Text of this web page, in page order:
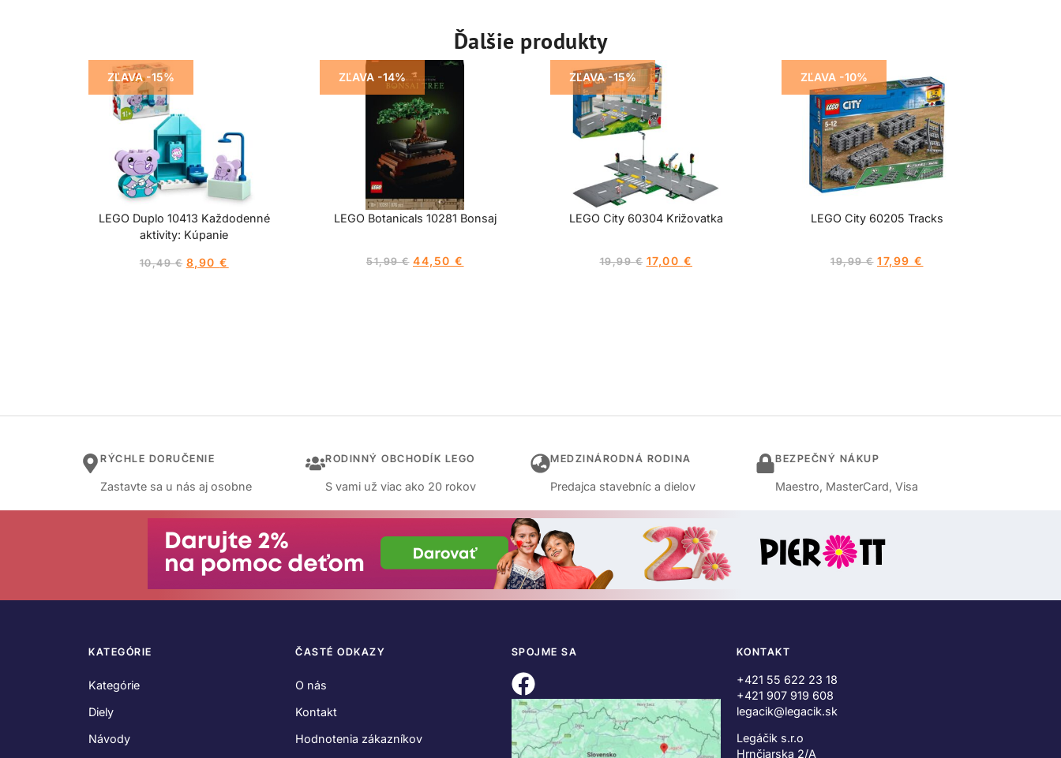
Ďalšie produkty
ZĽAVA -15%
LEGO Duplo 10413 Každodenné
aktivity: Kúpanie
10,49€ 8,90€
ZĽAVA -14%
LEGO Botanicals 10281 Bonsaj
51,99€ 44,50 €
ZĽAVA -15%
LEGO City 60304 Križovatka
19,99€ 17,00 €
ZĽAVA -10%
LEGO City 60205 Tracks
19,99€ 17,99 €
RÝCHLE DORUČENIE
Zastavte sa u nás aj osobne
RODINNÝ OBCHODÍK LEGO
S vami už viac ako 20 rokov
MEDZINÁRODNÁ RODINA
Predajca stavebníc a dielov
BEZPEČNÝ NÁKUP
Maestro, MasterCard, Visa
KATEGÓRIE
Kategórie
Diely
Návody
ČASTÉ ODKAZY
O nás
Kontakt
Hodnotenia zákazníkov
SPOJME SA KONTAKT
+421 55 622 23 18
+421 907 919 608
legacik@legacik.sk
Legáčik s.r.o
Hrnčiarska 2/A